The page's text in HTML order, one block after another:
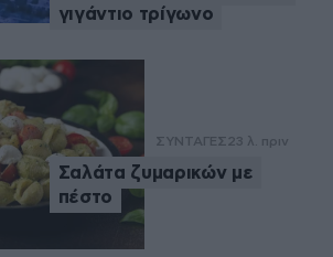
γιγάντιο τρίγωνο
ΣΥΝΤΑΓΕΣ 23 λ. πριν
Σαλάτα ζυμαρικών με
πέστο